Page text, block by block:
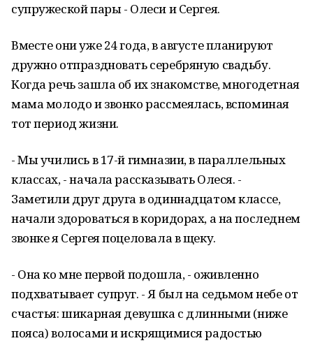
супружеской пары - Олеси и Сергея.
Вместе они уже 24 года, в августе планируют
дружно отпраздновать серебряную свадьбу.
Когда речь зашла об их знакомстве, многодетная
мама молодо и звонко рассмеялась, вспоминая
тот период жизни.
- Мы учились в 17-й гимназии, в параллельных
классах, - начала рассказывать Олеся. -
Заметили друг друга в одиннадцатом классе,
начали здороваться в коридорах, а на последнем
звонке я Сергея поцеловала в щеку.
- Она ко мне первой подошла, - оживленно
подхватывает супруг. - Я был на седьмом небе от
счастья: шикарная девушка с длинными (ниже
пояса) волосами и искрящимися радостью